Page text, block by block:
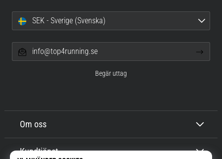
Om oss
Kundtjänst
SEK - Sverige (Svenska)
info@top4running.se
Begär uttag